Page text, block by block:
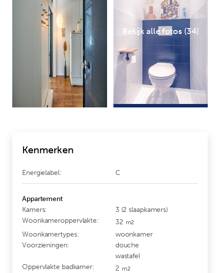
Bekijk alle fotos (34)
Kenmerken
Energielabel: C
Appartement
Kamers:
3 (2 slaapkamers)
Woonkameroppervlakte:
32 m2
Woonkamertypes:
woonkamer
Voorzieningen:
douche
wastafel
Oppervlakte badkamer:
2 m2